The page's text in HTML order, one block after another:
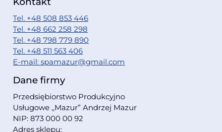
Tel. +48 508 853 446
Tel. +48 662 258 298
Tel. +48 798 779 890
Tel. +48 511 563 406
E-mail: spamazur@gmail.com
Dane firmy
Przedsiębiorstwo Produkcyjno
Usługowe ,,Mazur” Andrzej Mazur
NIP: 873 000 00 92
Adres sklepu: